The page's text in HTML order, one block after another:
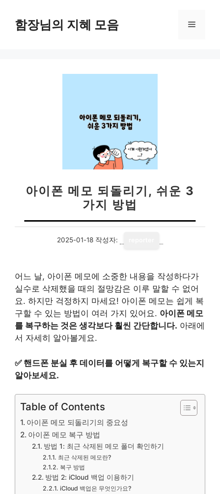
함장님의 지혜 모음 메
아이폰 메모 되돌리기, 쉬운 3
가지 방법
2025-01-18 작성자:
어느 날, 아이폰 메모에 소중한 내용을 작성하다가
실수로 삭제했을 때의 절망감은 이루 말할 수 없어
요. 하지만 걱정하지 마세요! 아이폰 메모는 쉽게 복
구할 수 있는 방법이 여러 가지 있어요. 아이폰 메모
를 복구하는 것은 생각보다 훨씬 간단합니다. 아래에
서 자세히 알아볼게요.
✅ 핸드폰 분실 후 데이터를 어떻게 복구할 수 있는지
알아보세요.
Table of Contents
아이폰 메모 되돌리기의 중요성
아이폰 메모 복구 방법
방법 1: 최근 삭제된 메모 폴더 확인하기
최근 삭제된 메모란?
복구 방법
방법 2: iCloud 백업 이용하기
iCloud 백업은 무엇인가요?